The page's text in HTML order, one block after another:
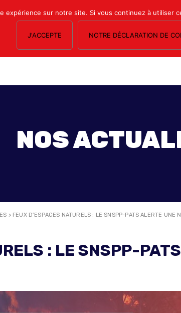
NOS SECTIONS LE MAGAZINE ESPACE ADHÉRENTS
NOS
> FEUX D’ESPACES NATURELS : LE SNSPP-PATS ALERTE UNE
: LE SNSPP-
expérience sur notre site. Si vous continuez à
J'ACCEPTE NOTRE DÉCLARATION DE